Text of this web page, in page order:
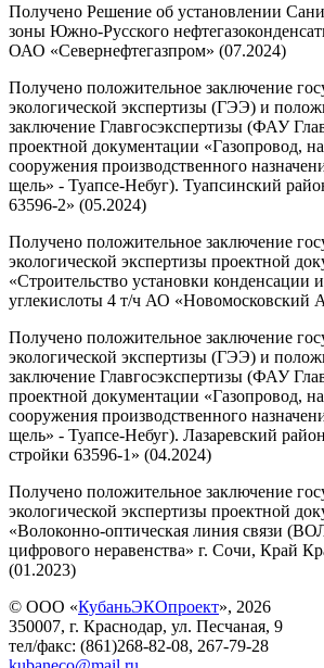
Получено Решение об установлении
зоны Южно-Русского
ОАО «Севернефтегазпром» (07.2024)
Получено положительное заключение
экологической экспертизы (ГЭЭ) и
заключение Главгосэкспертизы (ФАУ
проектной документации «Газопровод,
сооружения производственного
щель» - Туапсе-Небуг). Туапсинский
63596-2» (05.2024)
Получено положительное заключение
экологической экспертизы проектной
«Строительство установки конденсации
углекислоты 4 т/ч АО «Новомосковский
Получено положительное заключение
экологической экспертизы (ГЭЭ) и
заключение Главгосэкспертизы (ФАУ
проектной документации «Газопровод,
сооружения производственного
щель» - Туапсе-Небуг). Лазаревский
стройки 63596-1» (04.2024)
Получено положительное заключение
экологической экспертизы проектной
«Волоконно-оптическая линия связи
цифрового неравенства» г. Сочи, Край
(01.2023)
© ООО «КубаньЭКОпроект», 2026
350007, г. Краснодар, ул. Песчаная, 9
тел/факс: (861)268-82-08, 267-79-28